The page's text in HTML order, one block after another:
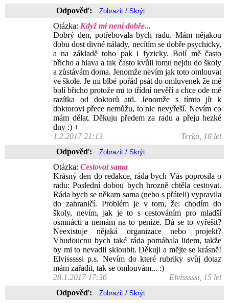
Odpověď:
Otázka: Když mi není dobře...
Dobrý den, potřebovala bych radu. Mám nějakou
dobu dost divné nálady, necítím se dobře psychicky,
a na základě toho pak i fyzicky. Bolí mě často
břicho a hlava a tak často kvůli tomu nejdu do školy
a zůstávám doma. Jenomže nevím jak toto omlouvat
ve škole. Je mi blbé pořád psát do omluvenek že mě
bolí břicho protože mi to třídní nevěří a chce ode mě
razítka od doktorů atd. Jenomže s tímto jít k
doktorovi přece nemůžu, to nic nevyřeší. Nevím co
mám dělat. Děkuju předem za radu a přeju hezké
dny :) +
1.2.2017 21:13
Terka, 18 let
Odpověď:
Otázka: Cestovat sama
Krásný den do redakce, ráda bych Vás poprosila o
radu: Poslední dobou bych hrozně chtěla cestovat.
Ráda bych se někam sama (nebo s přáteli) vypravila
do zahraničí. Problém je v tom, že: chodím do
školy, nevím, jak je to s cestováním pro mladší
osmnácti a nemám na to peníze. Dá se to vyřešit?
Neexistuje nějaká organizace nebo projekt?
Vbudoucnu bych také ráda pomáhala lidem, takže
by mi to nevadli skloubit. Děkuji a mějte se krásně!
Elvisssssi p.s. Nevím do které rubriky svůj dotaz
mám zařadit, tak se omlouvám... :)
28.1.2017 17:36
Elvisssssi, 15 let
Odpověď: